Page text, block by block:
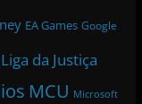
EA Games Google
Liga da Justiça
MCU Microsoft